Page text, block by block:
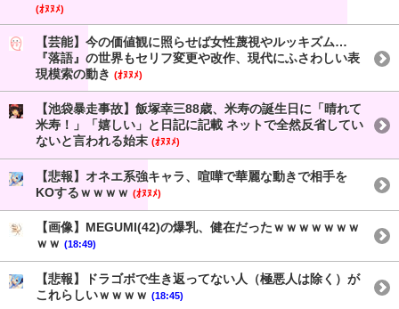
(ｵﾇﾇﾒ)
【芸能】今の価値観に照らせば女性蔑視やルッキズム…
『落語』の世界もセリフ変更や改作、現代にふさわしい表
現模索の動き (ｵﾇﾇﾒ)
【池袋暴走事故】飯塚幸三88歳、米寿の誕生日に「晴れて
米寿！」「嬉しい」と日記に記載 ネットで全然反省してい
ないと言われる始末 (ｵﾇﾇﾒ)
【悲報】オネエ系強キャラ、喧嘩で華麗な動きで相手を
KOするｗｗｗｗ (ｵﾇﾇﾒ)
【画像】MEGUMI(42)の爆乳、健在だったｗｗｗｗｗｗｗ
ｗｗ (18:49)
【悲報】ドラゴボで生き返ってない人（極悪人は除く）が
これらしいｗｗｗｗ (18:45)